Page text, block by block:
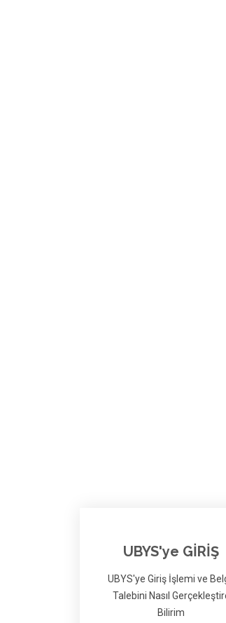
UBYS'ye GİRİŞ
UBYS'ye Giriş İşlemi ve
Talebini Nasıl
Bilirim